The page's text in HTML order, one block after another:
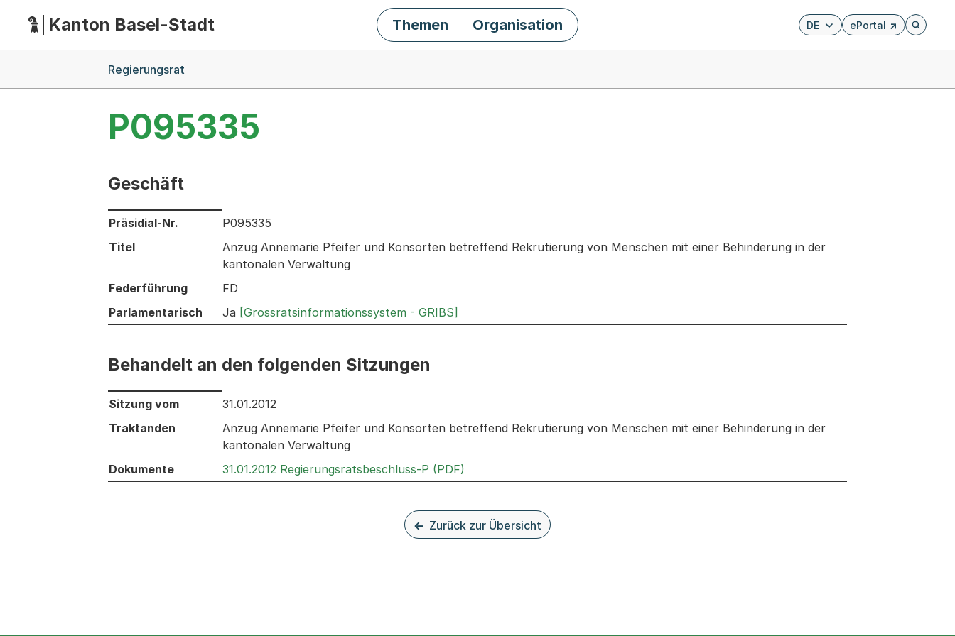
HauptnavigationKanton Basel-Stadt DE ePortal
Externer Link, wird in
Öffnet
Themen Organisation
Regierungsrat
P095335
Geschäft
Informationen zum Ausgewählten Geschäft
Präsidial-Nr.
P095335
Titel
Anzug Annemarie Pfeifer und Konsorten betreffend Rekrutierung von Menschen mit einer Behinderung in der
kantonalen Verwaltung
Federführung
FD
Parlamentarisch
Ja [Grossratsinformationssystem - GRIBS]
Behandelt an den folgenden Sitzungen
Behandelt an den folgenden Sitzungen: Informationen zu den Sitzungen zum Geschäft
Sitzung vom
31.01.2012
Traktanden
Anzug Annemarie Pfeifer und Konsorten betreffend Rekrutierung von Menschen mit einer Behinderung in der
kantonalen Verwaltung
Dokumente
31.01.2012 Regierungsratsbeschluss-P (PDF)
Zurück zur Übersicht